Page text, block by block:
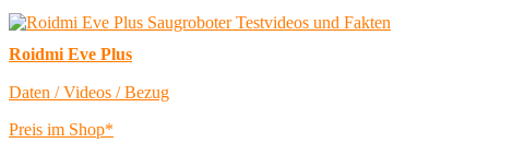
Roidmi Eve Plus
Daten / Videos / Bezug
Preis im Shop*